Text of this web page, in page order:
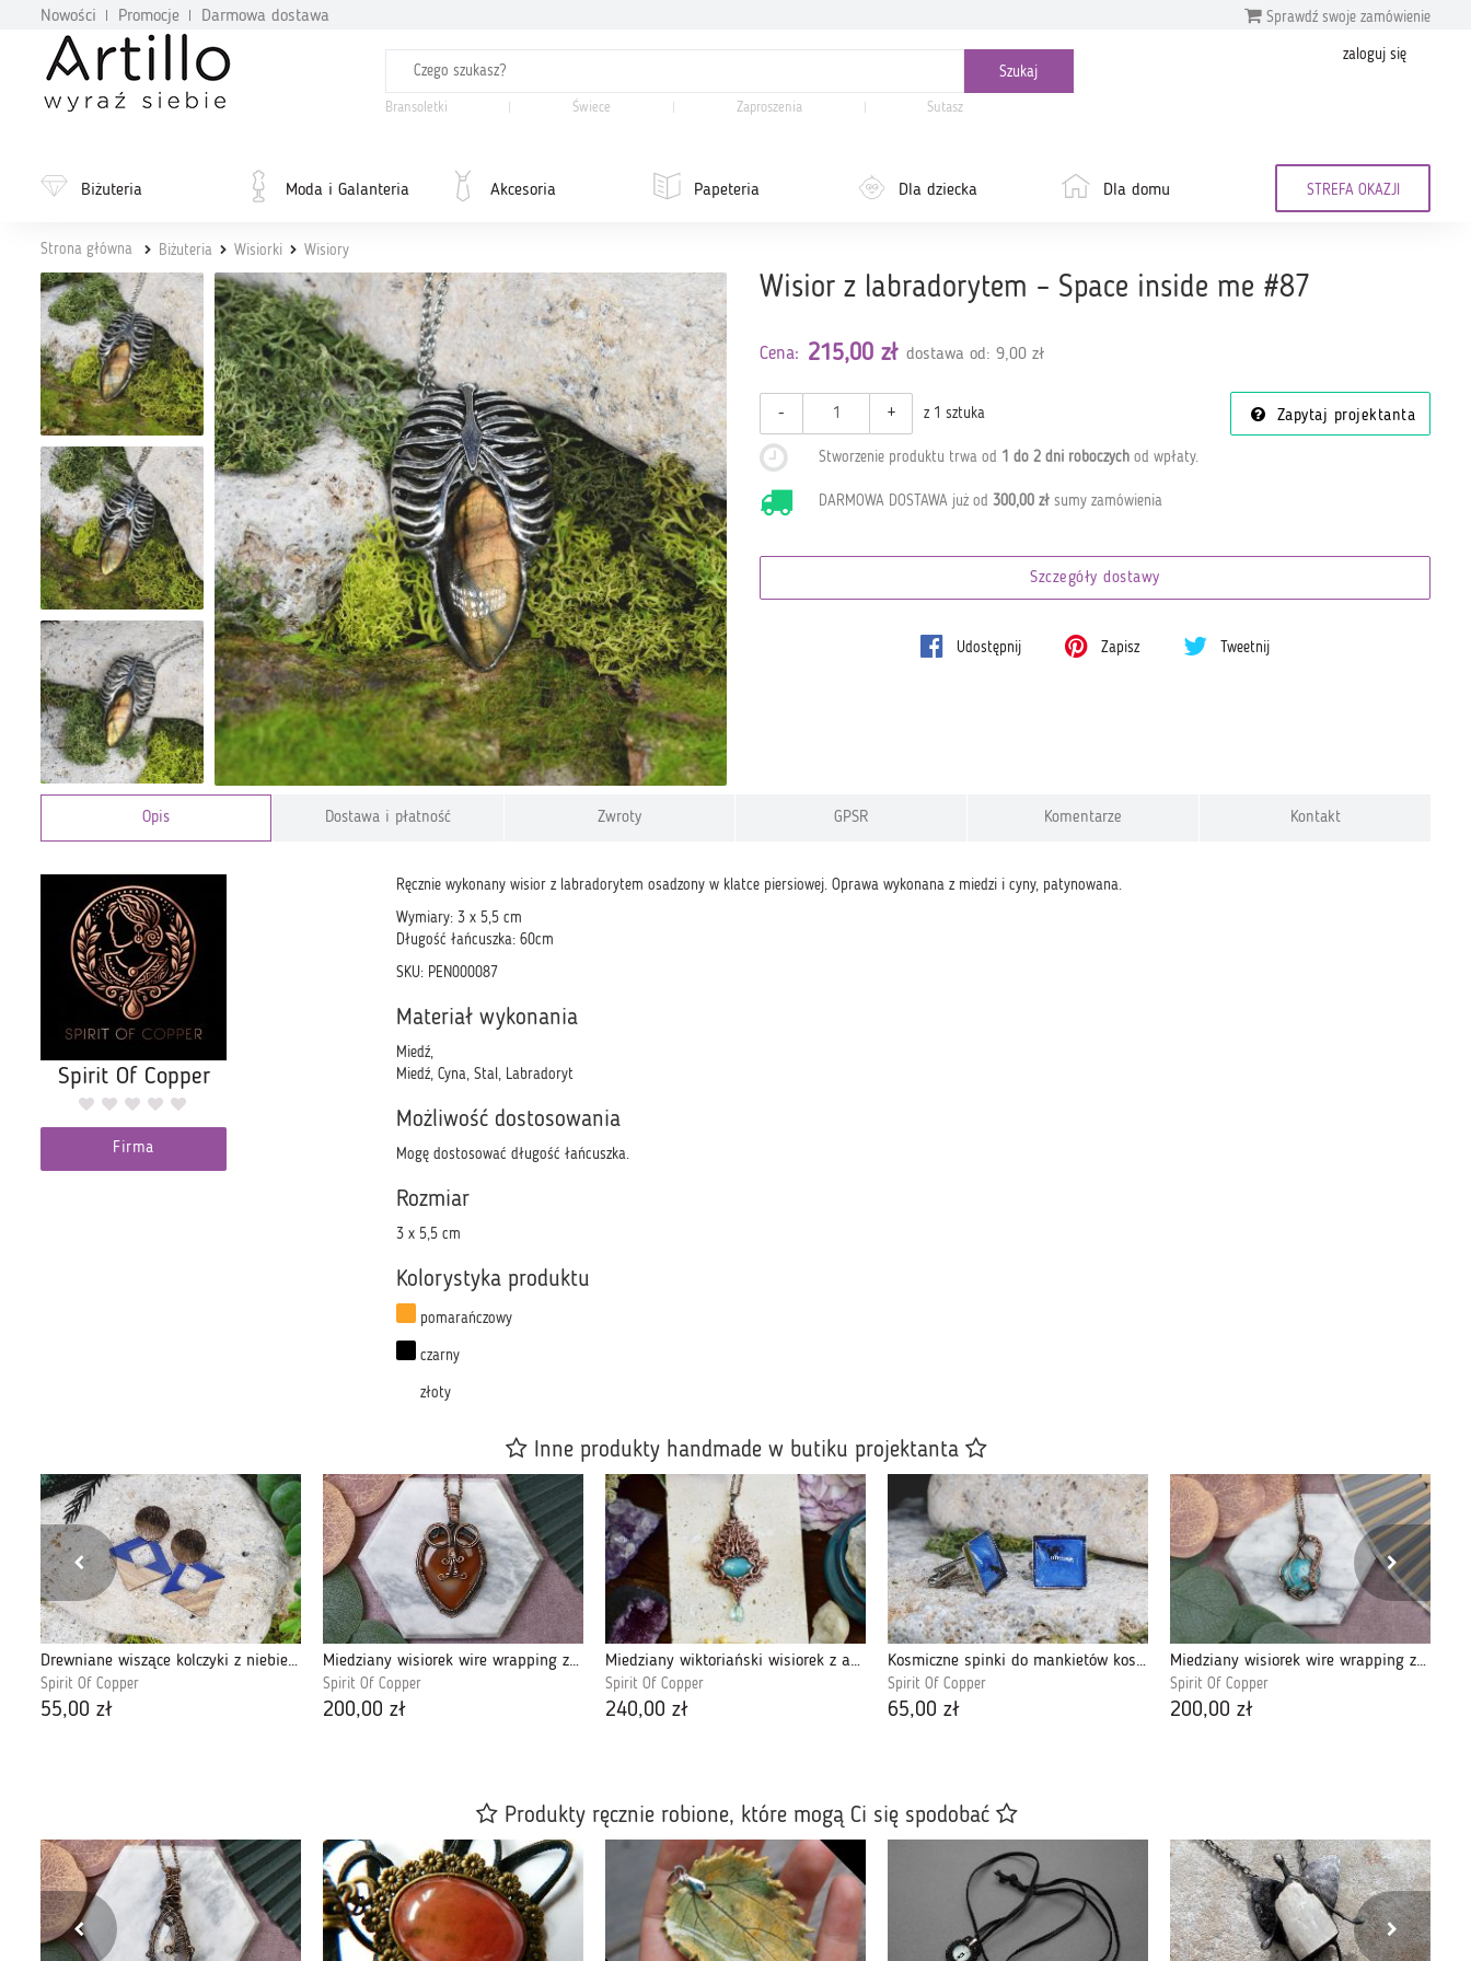
Nowości Promocje Darmowa dostawa Sprawdź swoje zamówienie
Bransoletki Świece Zaproszenia Sutasz
zaloguj się
Biżuteria Moda i Galanteria Akcesoria Papeteria Dla dziecka Dla domu STREFA OKAZJI
Strona główna Biżuteria Wisiorki Wisiory
Wisior z labradorytem – Space inside me #87
Cena: 215,00 zł dostawa od: 9,00 zł
- + z 1 sztuka Zapytaj projektanta
Stworzenie produktu trwa od 1 do 2 dni roboczychod wpłaty.
DARMOWA DOSTAWA już od 300,00 złsumy zamówienia
Szczegóły dostawy
Udostępnij Zapisz Tweetnij
Opis Dostawa i płatność Zwroty GPSR Komentarze Kontakt
Ręcznie wykonany wisior z labradorytem osadzony w klatce piersiowej. Oprawa wykonana z miedzi i cyny, patynowana.
Wymiary: 3 x 5,5 cm
Długość łańcuszka: 60cm
SKU: PEN000087
Materiał wykonania
Miedź,
Miedź, Cyna, Stal, Labradoryt
Możliwość dostosowania
Mogę dostosować długość łańcuszka.
Rozmiar
3 x 5,5 cm
Kolorystyka produktu
pomarańczowy
czarny
złoty
Spirit Of Copper
Firma
Inne produkty handmade w butiku projektanta
Drewniane wiszące kolczyki z niebieską żywicą #2
Spirit Of Copper
55,00 zł
Miedziany wisiorek wire wrapping z karneolem #422
Spirit Of Copper
200,00 zł
Miedziany wiktoriański wisiorek z amazonitem #356
Spirit Of Copper
240,00 zł
Kosmiczne spinki do mankietów koszuli #39
Spirit Of Copper
65,00 zł
Miedziany wisiorek wire wrapping z turkusem #536
Spirit Of Copper
200,00 zł
Produkty ręcznie robione, które mogą Ci się spodobać